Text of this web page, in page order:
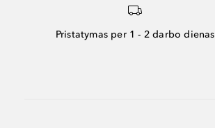
Pristatymas per 1 - 2 darbo dienas